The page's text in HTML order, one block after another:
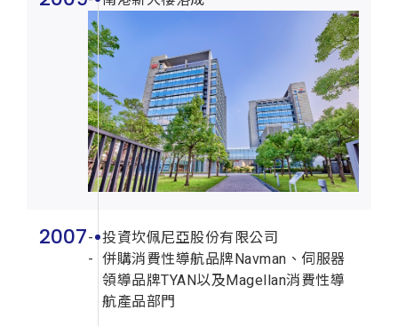
2007
投資坎佩尼亞股份有限公司
併購消費性導航品牌Navman、伺服器
領導品牌TYAN以及Magellan消費性導
航產品部門